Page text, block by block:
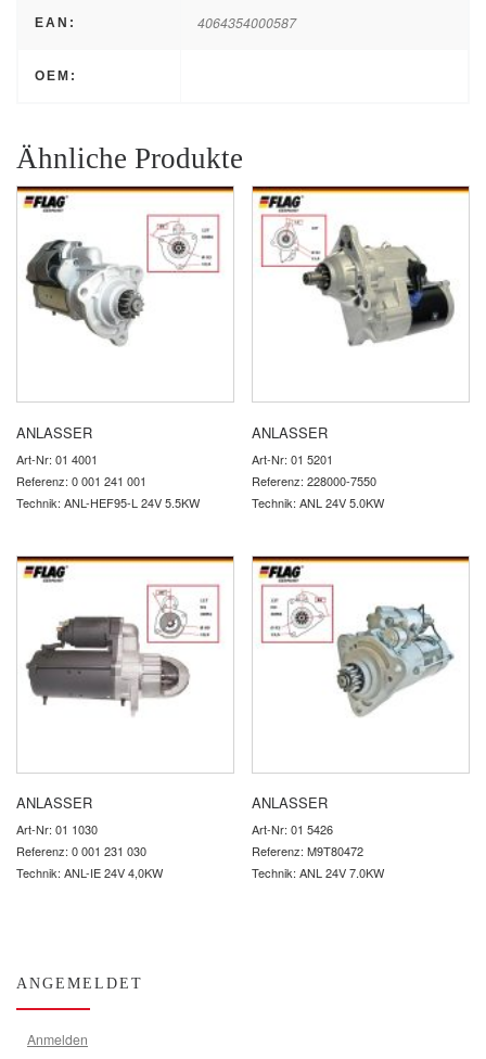
EAN: 4064354000587
OEM:
Ähnliche Produkte
ANLASSER
Art-Nr: 01 4001
Referenz: 0 001 241 001
Technik: ANL-HEF95-L 24V 5.5KW
ANLASSER
Art-Nr: 01 5201
Referenz: 228000-7550
Technik: ANL 24V 5.0KW
ANLASSER
Art-Nr: 01 1030
Referenz: 0 001 231 030
Technik: ANL-IE 24V 4,0KW
ANLASSER
Art-Nr: 01 5426
Referenz: M9T80472
Technik: ANL 24V 7.0KW
ANGEMELDET
Anmelden